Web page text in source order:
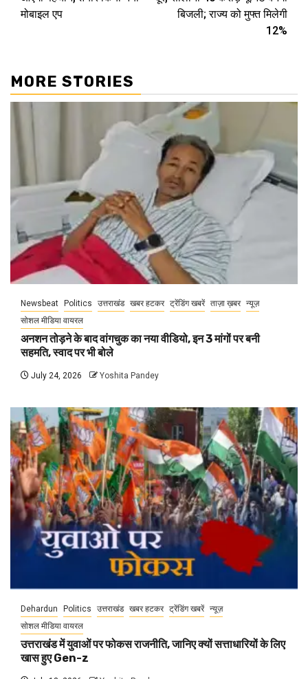
मोबाइल एप
बिजली; राज्‍य को मुफ्त मिलेगी
12%
MORE STORIES
Newsbeat Politics उत्तराखंड खबर हटकर ट्रेंडिंग खबरें ताज़ा ख़बर न्यूज़
सोशल मीडिया वायरल
अनशन तोड़ने के बाद वांगचुक का नया वीडियो, इन 3 मांगों पर बनी
सहमति, स्वाद पर भी बोले
July 24, 2026 Yoshita Pandey
Dehardun Politics उत्तराखंड खबर हटकर ट्रेंडिंग खबरें न्यूज़
सोशल मीडिया वायरल
उत्तराखंड में युवाओं पर फोकस राजनीति, जानिए क्यों सत्ताधारियों के लिए
खास हुए Gen-z